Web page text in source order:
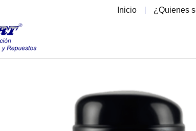
Inicio ¿Quienes